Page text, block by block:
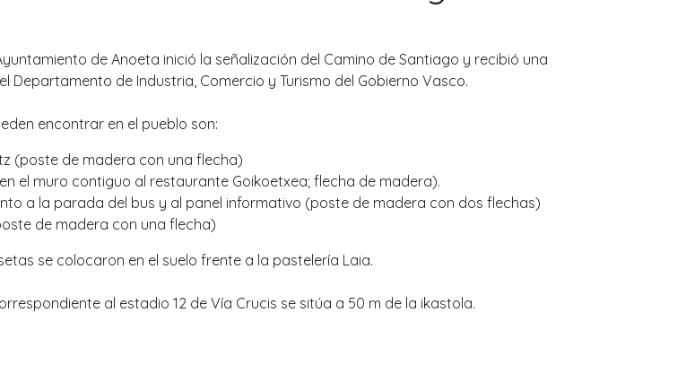
de Anoeta inició la señalización del Camino de Santiago y recibió una
Departamento de Industria, Comercio y Turismo del Gobierno Vasco.
encontrar en el pueblo son:
(poste de madera con una flecha)
el muro contiguo al restaurante Goikoetxea; flecha de madera).
a la parada del bus y al panel informativo (poste de madera con dos flechas)
de madera con una flecha)
se colocaron en el suelo frente a la pastelería Laia.
al estadio 12 de Vía Crucis se sitúa a 50 m de la ikastola.